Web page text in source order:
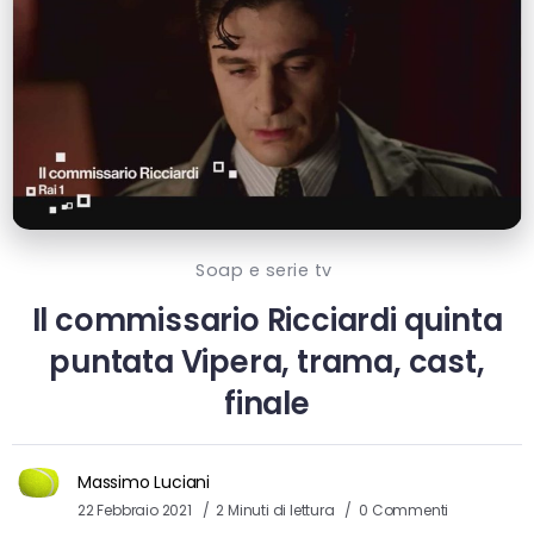
Soap e serie tv
Il commissario Ricciardi quinta
puntata Vipera, trama, cast,
finale
Massimo Luciani
22 Febbraio 2021 2 Minuti di lettura 0 Commenti